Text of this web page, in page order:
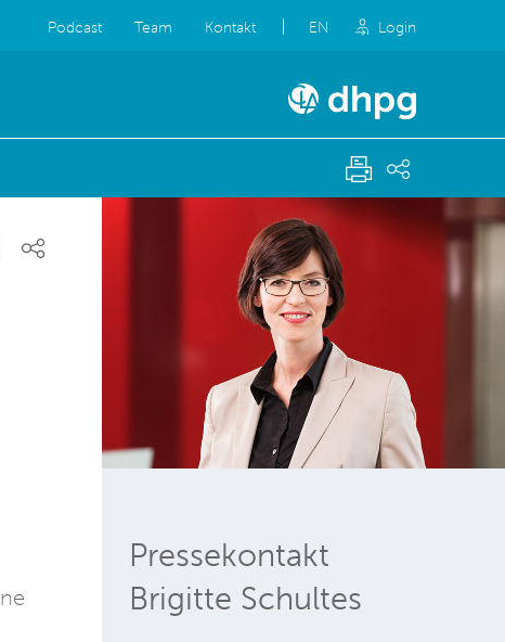
Podcast Team Kontakt EN Login
Pressekontakt
Brigitte Schultes